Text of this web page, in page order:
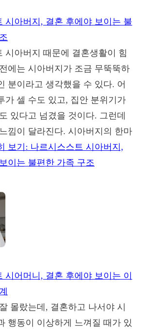
시아버지, 결혼 후에야 보이는 불
시아버지 때문에 결혼생활이 힘
에는 시아버지가 조금 무뚝뚝하
분이라고 생각했을 수 있다. 어
가 셀 수도 있고, 집안 분위기가
있다고 넘겼을 것이다. 그런데
낌이 달라진다. 시아버지의 한마
보기 : 나르시스스트 시아버지,
이는 불편한 가족 구조
시어머니, 결혼 후에야 보이는 이
몰랐는데, 결혼하고 나서야 시
행동이 이상하게 느껴질 때가 있